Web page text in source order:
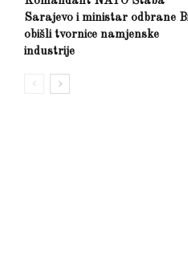
Sarajevo i ministar odbrane
obišli tvornice namjenske
industrije